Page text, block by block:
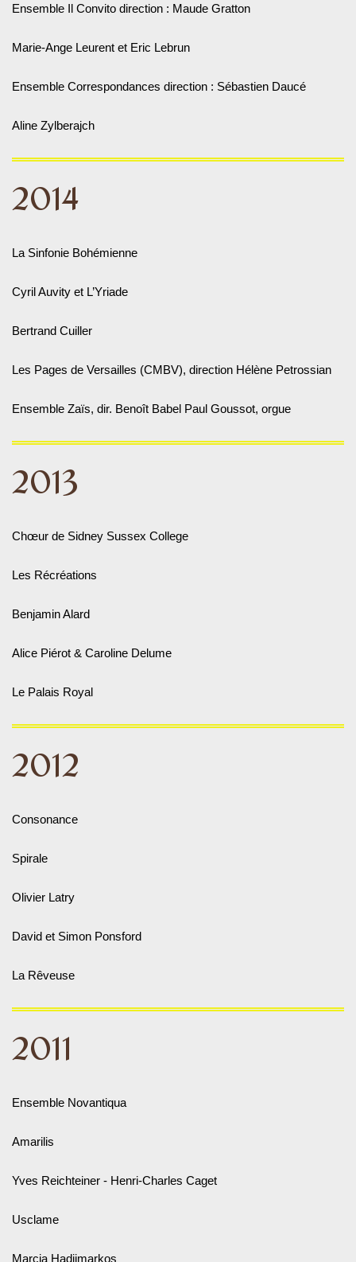
Ensemble Il Convito direction : Maude Gratton
Marie-Ange Leurent et Eric Lebrun
Ensemble Correspondances direction : Sébastien Daucé
Aline Zylberajch
2014
La Sinfonie Bohémienne
Cyril Auvity et L’Yriade
Bertrand Cuiller
Les Pages de Versailles (CMBV), direction Hélène Petrossian
Ensemble Zaïs, dir. Benoît Babel Paul Goussot, orgue
2013
Chœur de Sidney Sussex College
Les Récréations
Benjamin Alard
Alice Piérot & Caroline Delume
Le Palais Royal
2012
Consonance
Spirale
Olivier Latry
David et Simon Ponsford
La Rêveuse
2011
Ensemble Novantiqua
Amarilis
Yves Reichteiner - Henri-Charles Caget
Usclame
Marcia Hadjimarkos